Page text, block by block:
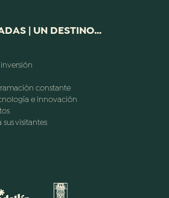
| UN DESTINO...
constante
e innovación
visitantes